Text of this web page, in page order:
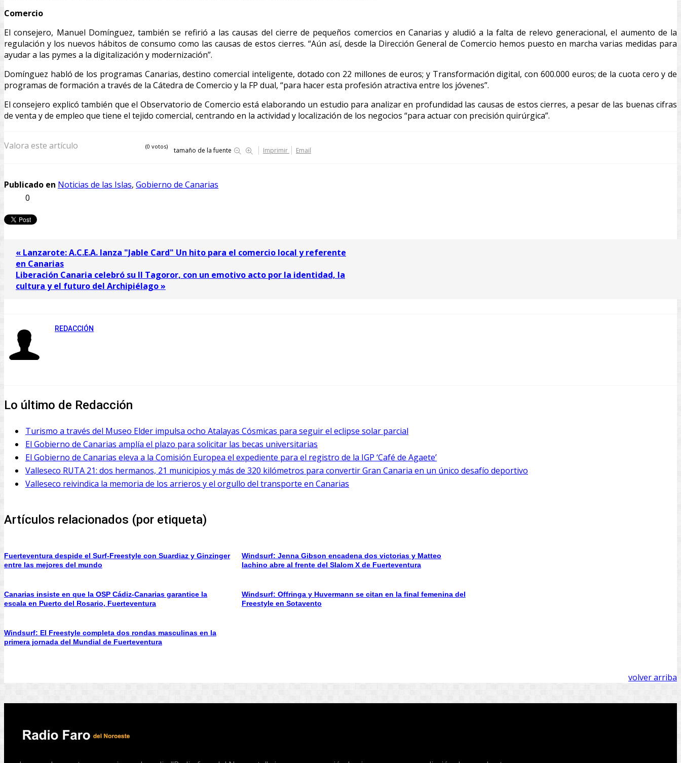
Comercio
El consejero, Manuel Domínguez, también se refirió a las causas del cierre de pequeños comercios en Canarias y aludió a la falta de relevo generacional, el aumento de la
regulación y los nuevos hábitos de consumo como las causas de estos cierres. “Aún así, desde la Dirección General de Comercio hemos puesto en marcha varias medidas para
ayudar a las pymes a la digitalización y modernización”.
Domínguez habló de los programas Canarias, destino comercial inteligente, dotado con 22 millones de euros; y Transformación digital, con 600.000 euros; de la cuota cero y de
programas de formación a través de la Cátedra de Comercio y la FP dual, “para hacer esta profesión atractiva entre los jóvenes”.
El consejero explicó también que el Observatorio de Comercio está elaborando un estudio para analizar en profundidad las causas de estos cierres, a pesar de las buenas cifras
de venta y de empleo que tiene el tejido comercial, centrando en la actividad y localización de los negocios “para actuar con precisión quirúrgica”.
Valora este artículo (0 votos) tamaño de la fuente Imprimir Email
Publicado en Noticias de las Islas, Gobierno de Canarias
0
« Lanzarote: A.C.E.A. lanza "Jable Card" Un hito para el comercio local y referente
en Canarias
Liberación Canaria celebró su II Tagoror, con un emotivo acto por la identidad, la
cultura y el futuro del Archipiélago »
REDACCIÓN
Lo último de Redacción
Turismo a través del Museo Elder impulsa ocho Atalayas Cósmicas para seguir el eclipse solar parcial
El Gobierno de Canarias amplía el plazo para solicitar las becas universitarias
El Gobierno de Canarias eleva a la Comisión Europea el expediente para el registro de la IGP ‘Café de Agaete’
Valleseco RUTA 21: dos hermanos, 21 municipios y más de 320 kilómetros para convertir Gran Canaria en un único desafío deportivo
Valleseco reivindica la memoria de los arrieros y el orgullo del transporte en Canarias
Artículos relacionados (por etiqueta)
Fuerteventura despide el Surf-Freestyle con Suardiaz y Ginzinger
entre las mejores del mundo
Windsurf: Jenna Gibson encadena dos victorias y Matteo
Iachino abre al frente del Slalom X de Fuerteventura
Canarias insiste en que la OSP Cádiz-Canarias garantice la
escala en Puerto del Rosario, Fuerteventura
Windsurf: Offringa y Huvermann se citan en la final femenina del
Freestyle en Sotavento
Windsurf: El Freestyle completa dos rondas masculinas en la
primera jornada del Mundial de Fuerteventura
volver arriba